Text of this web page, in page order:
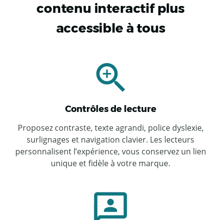
contenu interactif plus
accessible à tous
Contrôles de lecture
Proposez contraste, texte agrandi, police dyslexie,
surlignages et navigation clavier. Les lecteurs
personnalisent l’expérience, vous conservez un lien
unique et fidèle à votre marque.